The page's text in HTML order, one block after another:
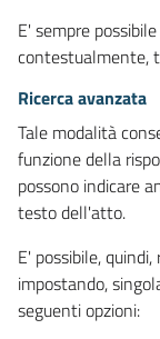
E' sempre
contestualmente,
Ricerca avanzata
Tale modalità
funzione della
possono indicare
testo dell'atto.
E' possibile,
impostando,
seguenti opzioni: